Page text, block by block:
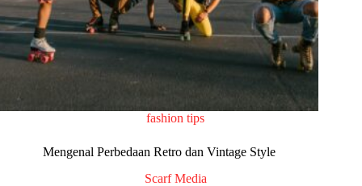
fashion tips
Mengenal Perbedaan Retro dan Vintage Style
Scarf Media